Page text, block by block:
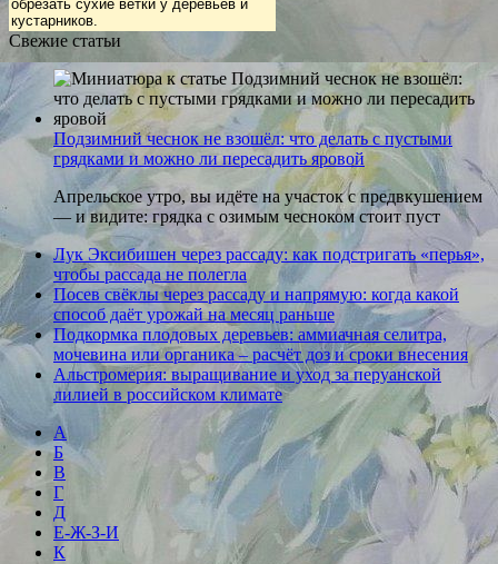
обрезать сухие ветки у деревьев и
кустарников.
Свежие статьи
Подзимний чеснок не взошёл: что делать с пустыми
грядками и можно ли пересадить яровой
Апрельское утро, вы идёте на участок с предвкушением
— и видите: грядка с озимым чесноком стоит пуст
Лук Эксибишен через рассаду: как подстригать «перья»,
чтобы рассада не полегла
Посев свёклы через рассаду и напрямую: когда какой
способ даёт урожай на месяц раньше
Подкормка плодовых деревьев: аммиачная селитра,
мочевина или органика – расчёт доз и сроки внесения
Альстромерия: выращивание и уход за перуанской
лилией в российском климате
А
Б
В
Г
Д
Е-Ж-З-И
К